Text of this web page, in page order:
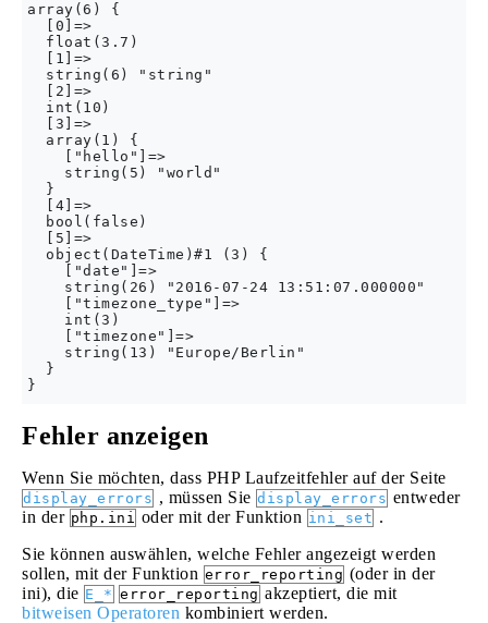
array(6) {
  [0]=>
  float(3.7)
  [1]=>
  string(6) "string"
  [2]=>
  int(10)
  [3]=>
  array(1) {
    ["hello"]=>
    string(5) "world"
  }
  [4]=>
  bool(false)
  [5]=>
  object(DateTime)#1 (3) {
    ["date"]=>
    string(26) "2016-07-24 13:51:07.000000"
    ["timezone_type"]=>
    int(3)
    ["timezone"]=>
    string(13) "Europe/Berlin"
  }
Fehler anzeigen
Wenn Sie möchten, dass PHP Laufzeitfehler auf der Seite
display_errors , müssen Sie display_errors entweder
in der php.ini oder mit der Funktion ini_set .
Sie können auswählen, welche Fehler angezeigt werden
sollen, mit der Funktion error_reporting (oder in der
ini), die E_* error_reporting akzeptiert, die mit
bitweisen Operatoren kombiniert werden.